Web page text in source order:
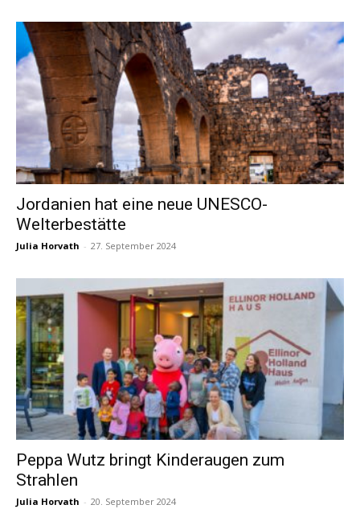
Jordanien hat eine neue UNESCO-
Welterbestätte
Julia Horvath - 27. September 2024
Peppa Wutz bringt Kinderaugen zum
Strahlen
Julia Horvath - 20. September 2024